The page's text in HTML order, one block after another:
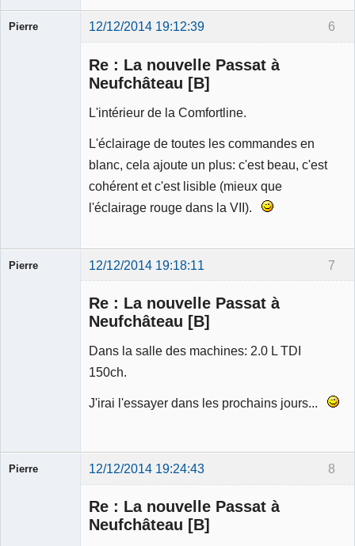
6
Pierre 12/12/2014 19:12:39
Re : La nouvelle Passat à
Neufchâteau [B]
L'intérieur de la Comfortline.
L'éclairage de toutes les commandes en
blanc, cela ajoute un plus: c'est beau, c'est
cohérent et c'est lisible (mieux que
l'éclairage rouge dans la VII).
7
Pierre 12/12/2014 19:18:11
Re : La nouvelle Passat à
Neufchâteau [B]
Dans la salle des machines: 2.0 L TDI
150ch.
J'irai l'essayer dans les prochains jours...
8
Pierre 12/12/2014 19:24:43
Re : La nouvelle Passat à
Neufchâteau [B]